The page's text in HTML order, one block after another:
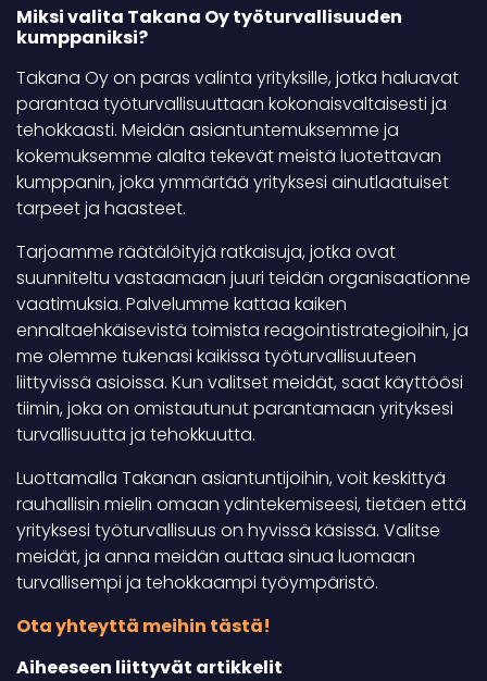
Miksi valita Takana Oy työturvallisuuden
kumppaniksi?
Takana Oy on paras valinta yrityksille, jotka haluavat
parantaa työturvallisuuttaan kokonaisvaltaisesti ja
tehokkaasti. Meidän asiantuntemuksemme ja
kokemuksemme alalta tekevät meistä luotettavan
kumppanin, joka ymmärtää yrityksesi ainutlaatuiset
tarpeet ja haasteet.
Tarjoamme räätälöityjä ratkaisuja, jotka ovat
suunniteltu vastaamaan juuri teidän organisaationne
vaatimuksia. Palvelumme kattaa kaiken
ennaltaehkäisevistä toimista reagointistrategioihin, ja
me olemme tukenasi kaikissa työturvallisuuteen
liittyvissä asioissa. Kun valitset meidät, saat käyttöösi
tiimin, joka on omistautunut parantamaan yrityksesi
turvallisuutta ja tehokkuutta.
Luottamalla Takanan asiantuntijoihin, voit keskittyä
rauhallisin mielin omaan ydintekemiseesi, tietäen että
yrityksesi työturvallisuus on hyvissä käsissä. Valitse
meidät, ja anna meidän auttaa sinua luomaan
turvallisempi ja tehokkaampi työympäristö.
Ota yhteyttä meihin tästä!
Aiheeseen liittyvät artikkelit